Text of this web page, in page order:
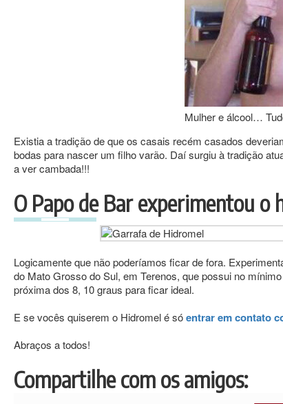
Mulher e álcool…
Existia a tradição de que os casais recém casados
bodas para nascer um filho varão. Daí surgiu à tradição
a ver cambada!!!
O Papo de Bar experimentou o
Logicamente que não poderíamos ficar de fora.
do Mato Grosso do Sul, em Terenos, que possui no
próxima dos 8, 10 graus para ficar ideal.
E se vocês quiserem o Hidromel é sóentrar em contato
Abraços a todos!
Compartilhe com os amigos: